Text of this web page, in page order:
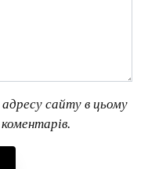
сайту в цьому